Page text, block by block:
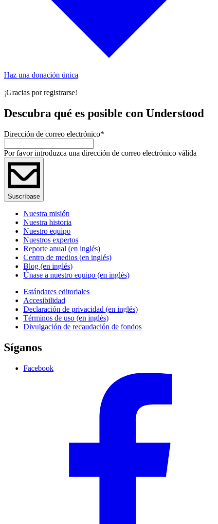
Haz una donación única
¡Gracias por registrarse!
Descubra qué es posible con Understood
Dirección de correo electrónico*
Por favor introduzca una dirección de correo electrónico válida
Suscríbase
Nuestra misión
Nuestra historia
Nuestro equipo
Nuestros expertos
Reporte anual (en inglés)
Centro de medios (en inglés)
Blog (en inglés)
Únase a nuestro equipo (en inglés)
Estándares editoriales
Accesibilidad
Declaración de privacidad (en inglés)
Términos de uso (en inglés)
Divulgación de recaudación de fondos
Síganos
Facebook